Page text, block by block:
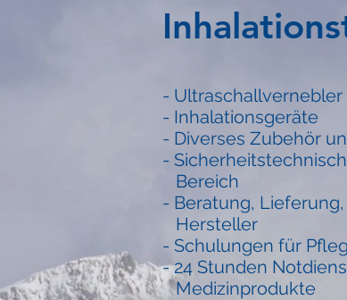
- Ultraschallvernebler
- Inhalationsgeräte
- Diverses Zubehör
-
Bereich
- Beratung,
Hersteller
- Schulungen für
- 24 Stunden
Medizinprodukte